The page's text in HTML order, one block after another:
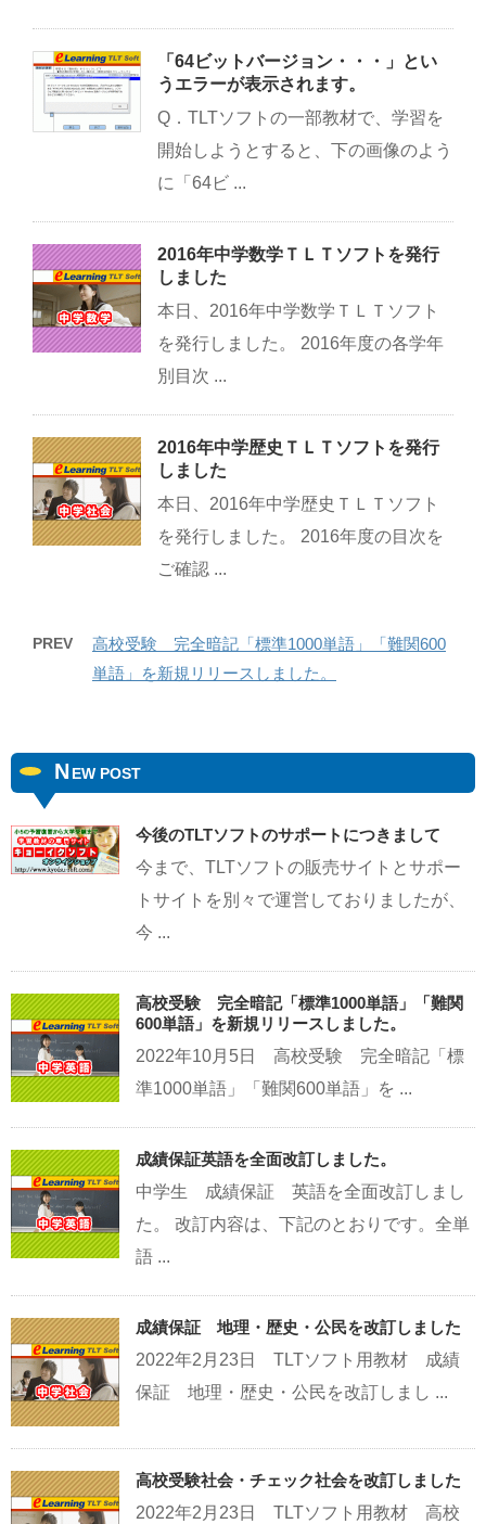
「64ビットバージョン・・・」とい
うエラーが表示されます。
Q．TLTソフトの一部教材で、学習を
開始しようとすると、下の画像のよう
に「64ビ ...
2016年中学数学ＴＬＴソフトを発行
しました
本日、2016年中学数学ＴＬＴソフト
を発行しました。 2016年度の各学年
別目次 ...
2016年中学歴史ＴＬＴソフトを発行
しました
本日、2016年中学歴史ＴＬＴソフト
を発行しました。 2016年度の目次を
ご確認 ...
PREV
高校受験 完全暗記「標準1000単語」「難関600
単語」を新規リリースしました。
N EW POST
今後のTLTソフトのサポートにつきまして
今まで、TLTソフトの販売サイトとサポー
トサイトを別々で運営しておりましたが、
今 ...
高校受験 完全暗記「標準1000単語」「難関
600単語」を新規リリースしました。
2022年10月5日 高校受験 完全暗記「標
準1000単語」「難関600単語」を ...
成績保証英語を全面改訂しました。
中学生 成績保証 英語を全面改訂しまし
た。 改訂内容は、下記のとおりです。全単
語 ...
成績保証 地理・歴史・公民を改訂しました
2022年2月23日 TLTソフト用教材 成績
保証 地理・歴史・公民を改訂しまし ...
高校受験社会・チェック社会を改訂しました
2022年2月23日 TLTソフト用教材 高校